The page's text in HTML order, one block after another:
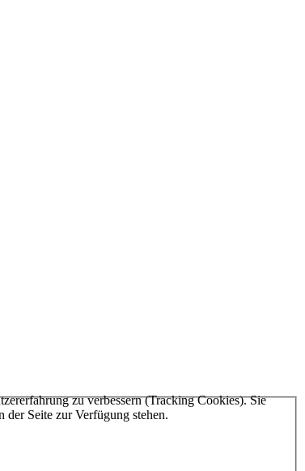
zu verbessern (Tracking Cookies). Sie
der Seite zur Verfügung stehen.